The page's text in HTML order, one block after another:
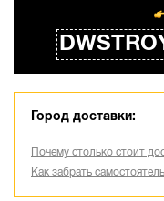
Город доставки:
Почему столько стоит
Как забрать